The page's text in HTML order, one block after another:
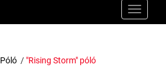
Toggle
Póló / "Rising Storm" póló